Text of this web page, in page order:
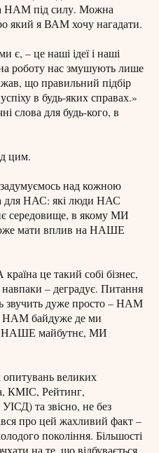
НАМ під силу. Можна
який я ВАМ хочу нагадати.
є, – це наші ідеї і наші
роботу нас змушують лише
що правильний підбір
в будь-яких справах.»
слова для будь-кого, в
цим.
над кожною
для НАС: які люди НАС
середовище, в якому МИ
мати вплив на НАШЕ
це такий собі бізнес,
– деградує. Питання
звучить дуже просто – НАМ
НАМ байдуже де ми
НАШЕ майбутнє, МИ
опитувань великих
КМІС, Рейтинг,
та звісно, не без
про цей жахливий факт –
покоління. Більшості
на те, що відбувається